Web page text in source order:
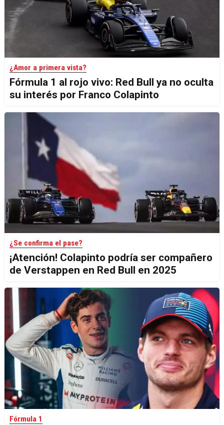
¿Amor a primera vista?
Fórmula 1 al rojo vivo: Red Bull ya no oculta
su interés por Franco Colapinto
¿Se confirma el pase?
¡Atención! Colapinto podría ser compañero
de Verstappen en Red Bull en 2025
Fórmula 1